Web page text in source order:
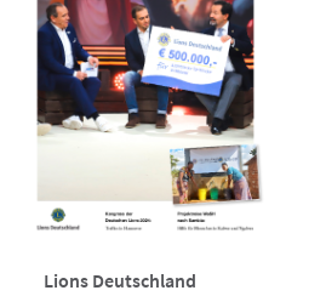
Lions Deutschland